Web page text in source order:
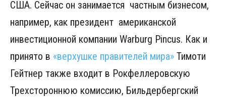
США. Сейчас он занимается частным бизнесом,
например, как президент американской
инвестиционной компании Warburg Pincus. Как и
принято в «верхушке правителей мира» Тимоти
Гейтнер также входит в Рокфеллеровскую
Трехстороннюю комиссию, Бильдербергский